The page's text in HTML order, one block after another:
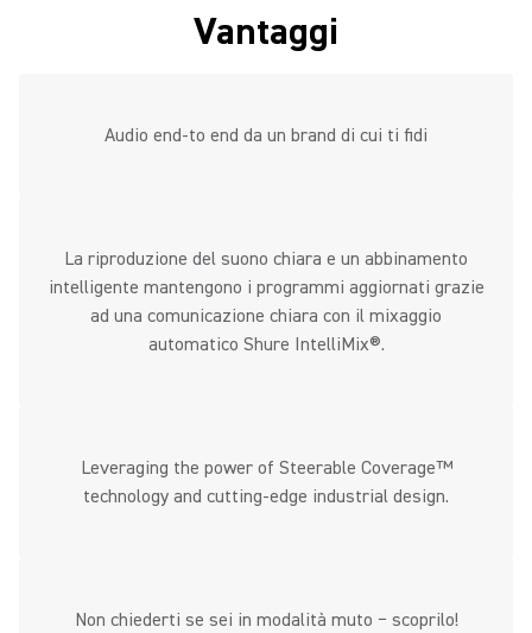
Vantaggi
Audio end-to end da un brand di cui ti fidi
La riproduzione del suono chiara e un abbinamento
intelligente mantengono i programmi aggiornati grazie
ad una comunicazione chiara con il mixaggio
automatico Shure IntelliMix®.
Leveraging the power of Steerable Coverage™
technology and cutting-edge industrial design.
Non chiederti se sei in modalità muto − scoprilo!